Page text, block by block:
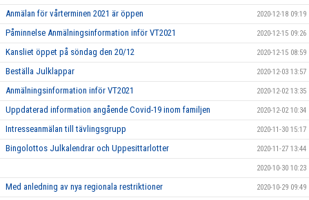
Anmälan för vårterminen 2021 är öppen 2020-12-18 09:19
Påminnelse Anmälningsinformation inför VT2021 2020-12-15 09:26
Kansliet öppet på söndag den 20/12 2020-12-15 08:59
Beställa Julklappar 2020-12-03 13:57
Anmälningsinformation inför VT2021 2020-12-02 13:35
Uppdaterad information angående Covid-19 inom familjen 2020-12-02 10:34
Intresseanmälan till tävlingsgrupp 2020-11-30 15:17
Bingolottos Julkalendrar och Uppesittarlotter 2020-11-27 13:44
2020-10-30 10:23
Med anledning av nya regionala restriktioner 2020-10-29 09:49